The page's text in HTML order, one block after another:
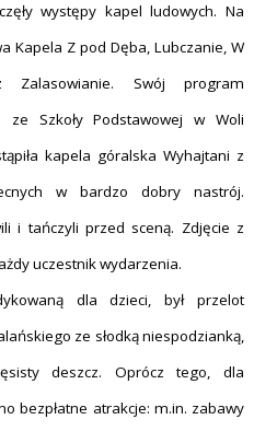
występy kapel ludowych. Na
Kapela Z pod Dęba, Lubczanie, W
Swój program
ze Szkoły Podstawowej w Woli
kapela góralska Wyhajtani z
w bardzo dobry nastrój.
i tańczyli przed sceną. Zdjęcie z
uczestnik wydarzenia.
dla dzieci, był przelot
ze słodką niespodzianką,
deszcz. Oprócz tego, dla
bezpłatne atrakcje: m.in. zabawy